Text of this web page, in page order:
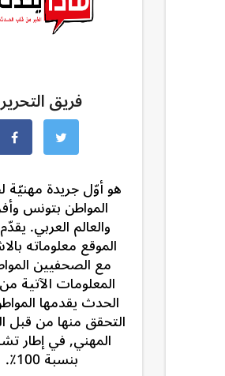
فريق التحرير
هو أوّل جريدة مهنيّة
المواطن بتونس
والعالم العربي.
الموقع معلوماته
مع الصحفيين
المعلومات الآتية
الحدث يقدمها
التحقق منها من
المهني, في إطار
بنسبة 100٪.